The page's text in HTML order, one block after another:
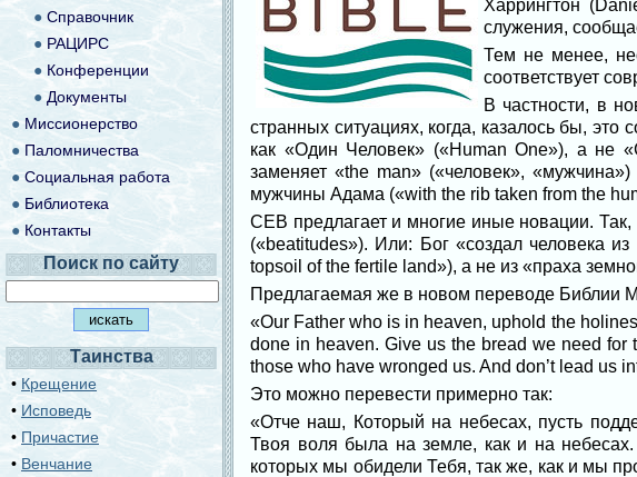
Харрингтон
служения,
Тем не менее,
соответствует
В частности, в
странных ситуациях, когда, казалось бы,
как «Один Человек» («Human One»), а не
заменяет «the man» («человек»,
мужчины Адама («with the rib taken from the
CEB предлагает и многие иные новации.
(«beatitudes»). Или: Бог «создал человека
topsoil of the fertile land»), а не из «праха
Предлагаемая же в новом переводе Библии
«Our Father who is in heaven, uphold the
done in heaven. Give us the bread we need
those who have wronged us. And don’t lead us
Это можно перевести примерно так:
«Отче наш, Который на небесах, пусть
Твоя воля была на земле, как и на
которых мы обидели Тебя, так же, как и мы
● Справочник
● РАЦИРС
● Конференции
● Документы
●Миссионерство
● Паломничества
●Социальная работа
● Библиотека
● Контакты
Поиск по сайту
Таинства
• Крещение
• Исповедь
• Причастие
• Венчание